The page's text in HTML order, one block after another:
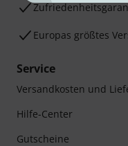
Europas größtes
Service
Versandkosten und
Hilfe-Center
Gutscheine